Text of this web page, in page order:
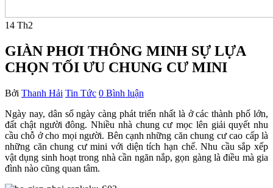
14 Th2
GIÀN PHƠI THÔNG MINH SỰ LỰA
CHỌN TỐI ƯU CHUNG CƯ MINI
Bởi Thanh Hải Tin Tức 0 Bình luận
Ngày nay, dân số ngày càng phát triển nhất là ở các thành phố lớn,
đất chật người đông. Nhiều nhà chung cư mọc lên giải quyết nhu
cầu chỗ ở cho mọi người. Bên cạnh những căn chung cư cao cấp là
những căn chung cư mini với diện tích hạn chế. Nhu cầu sắp xếp
vật dụng sinh hoạt trong nhà cần ngăn nắp, gọn gàng là điều mà gia
đình nào cũng quan tâm.